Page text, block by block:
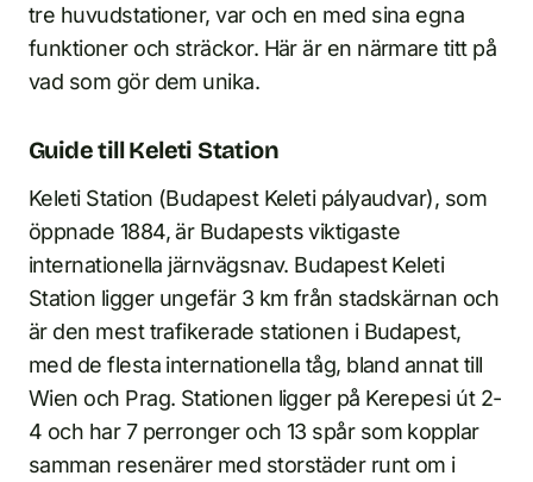
tre huvudstationer, var och en med sina egna
funktioner och sträckor. Här är en närmare titt på
vad som gör dem unika.
Guide till Keleti Station
Keleti Station (Budapest Keleti pályaudvar), som
öppnade 1884, är Budapests viktigaste
internationella järnvägsnav. Budapest Keleti
Station ligger ungefär 3 km från stadskärnan och
är den mest trafikerade stationen i Budapest,
med de flesta internationella tåg, bland annat till
Wien och Prag. Stationen ligger på Kerepesi út 2-
4 och har 7 perronger och 13 spår som kopplar
samman resenärer med storstäder runt om i